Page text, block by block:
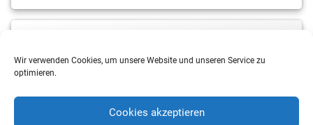
Wir verwenden Cookies, um unsere Website und unseren Service zu
optimieren.
Cookies akzeptieren